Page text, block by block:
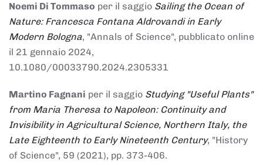
Noemi Di Tommaso per il saggio Sailing the Ocean of
Nature: Francesca Fontana Aldrovandi in Early
Modern Bologna, "Annals of Science", pubblicato online
il 21 gennaio 2024,
10.1080/00033790.2024.2305331
Martino Fagnani per il saggio Studying "Useful Plants"
from Maria Theresa to Napoleon: Continuity and
Invisibility in Agricultural Science, Northern Italy, the
Late Eighteenth to Early Nineteenth Century, "History
of Science", 59 (2021), pp. 373-406.